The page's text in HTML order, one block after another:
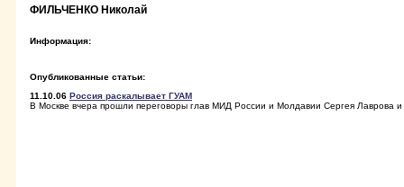
ФИЛЬЧЕНКО Николай
Информация:
Опубликованные статьи:
11.10.06 Россия раскалывает ГУАМ
В Москве вчера прошли переговоры глав МИД России и Молдавии Сергея Лаврова